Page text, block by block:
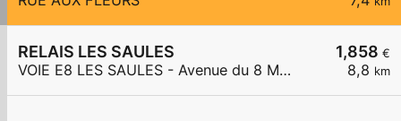
1,858 €
8,8 km
RELAIS LES SAULES
VOIE E8 LES SAULES - Avenue du 8 Mai 1945